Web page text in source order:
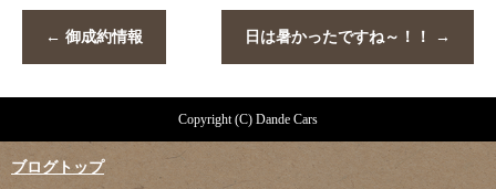
← 御成約情報 日は暑かったですね～！！ →
Copyright (C) Dande Cars
ブログトップ